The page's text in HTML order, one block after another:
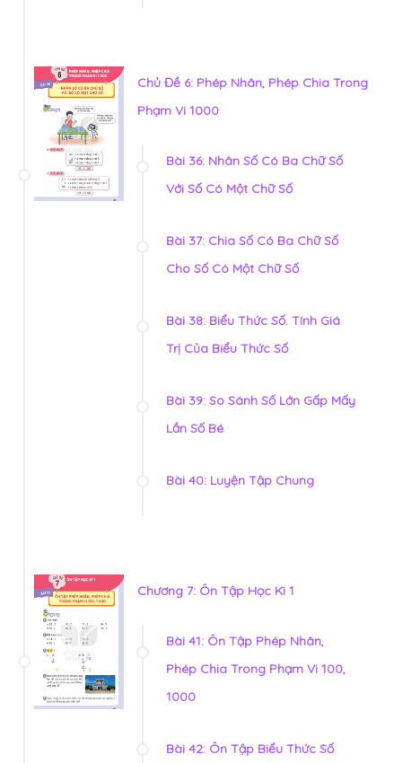
Chủ Đề 6: Phép Nhân, Phép Chia Trong
Phạm Vi 1000
Bài 36: Nhân Số Có Ba Chữ Số
Với Số Có Một Chữ Số
Bài 37: Chia Số Có Ba Chữ Số
Cho Số Có Một Chữ Số
Bài 38: Biểu Thức Số. Tính Giá
Trị Của Biểu Thức Số
Bài 39: So Sánh Số Lớn Gấp Mấy
Lần Số Bé
Bài 40: Luyện Tập Chung
Chương 7: Ôn Tập Học Kì 1
Bài 41: Ôn Tập Phép Nhân,
Phép Chia Trong Phạm Vi 100,
1000
Bài 42: Ôn Tập Biểu Thức Số